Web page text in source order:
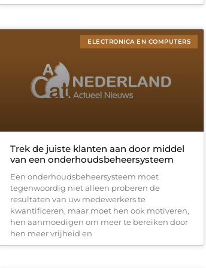
ELECTRONICA EN COMPUTERS
Trek de juiste klanten aan door middel
van een onderhoudsbeheersysteem
Een onderhoudsbeheersysteem moet
tegenwoordig niet alleen proberen de
resultaten van uw medewerkers te
kwantificeren, maar moet hen ook motiveren,
hen aanmoedigen om meer te bereiken door
hen meer vrijheid en